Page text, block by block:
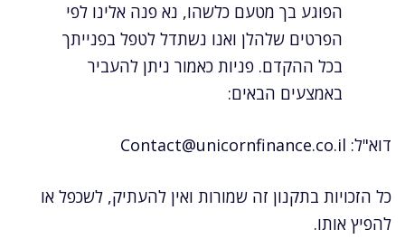
הפוגע בך מטעם כלשהו, נא פנה אלינו לפי
הפרטים שלהלן ואנו נשתדל לטפל בפנייתך
בכל ההקדם. פניות כאמור ניתן להעביר
באמצעים הבאים:
דוא"ל: Contact@unicornfinance.co.il
כל הזכויות בתקנון זה שמורות ואין להעתיק, לשכפל או
להפיץ אותו.